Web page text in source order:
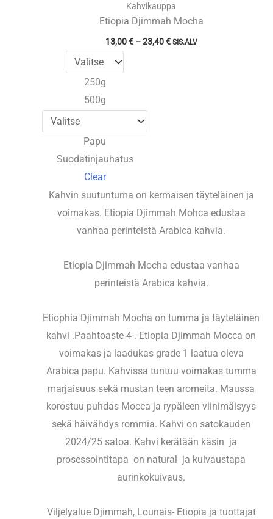
Kahvikauppa
Etiopia Djimmah Mocha
13,00€ – 23,40€Hintaluokka:
13,00 €
SIS.ALV
250g
500g
Papu
Suodatinjauhatus
Clear
Kahvin suutuntuma on kermaisen täyteläinen ja
voimakas. Etiopia Djimmah Mohca edustaa
vanhaa perinteistä Arabica kahvia.
Etiopia Djimmah Mocha edustaa vanhaa
perinteistä Arabica kahvia.
Etiophia Djimmah Mocha on tumma ja täyteläinen
kahvi .Paahtoaste 4-. Etiopia Djimmah Mocca on
voimakas ja laadukas grade 1 laatua oleva
Arabica papu. Kahvissa tuntuu voimakas tumma
marjaisuus sekä mustan teen aromeita. Maussa
korostuu puhdas Mocca ja rypäleen viinimäisyys
sekä häivähdys rommia. Kahvi on satokauden
2024/25 satoa. Kahvi kerätään käsin ja
prosessointitapa on natural ja kuivaustapa
aurinkokuivaus.
Viljelyalue Djimmah, Lounais- Etiopia ja tuottajat